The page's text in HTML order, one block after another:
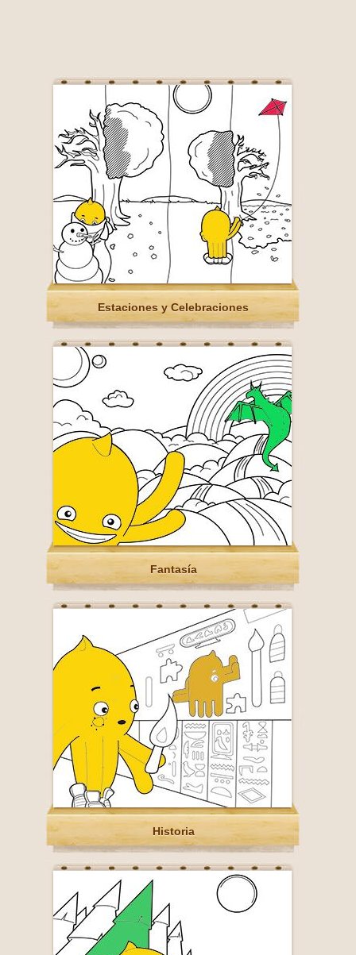
Estaciones y Celebraciones
Fantasía
Historia